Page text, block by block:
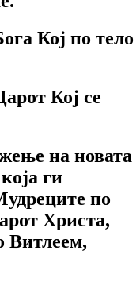
Кој по тело
Кој се
на новата
ги
по
Христа,
Витлеем,